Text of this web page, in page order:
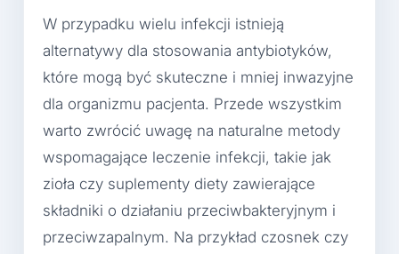
W przypadku wielu infekcji istnieją
alternatywy dla stosowania antybiotyków,
które mogą być skuteczne i mniej inwazyjne
dla organizmu pacjenta. Przede wszystkim
warto zwrócić uwagę na naturalne metody
wspomagające leczenie infekcji, takie jak
zioła czy suplementy diety zawierające
składniki o działaniu przeciwbakteryjnym i
przeciwzapalnym. Na przykład czosnek czy